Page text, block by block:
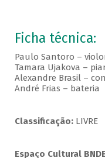
Ficha técnica:
Paulo Santoro –
Tamara Ujakova –
Alexandre Brasil –
André Frias – bateria
Classificação:LIVRE
Espaço Cultural